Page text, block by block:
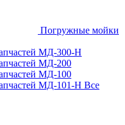
Погружные мойки
МД-300-H
МД-200
МД-100
МД-101-Н Все